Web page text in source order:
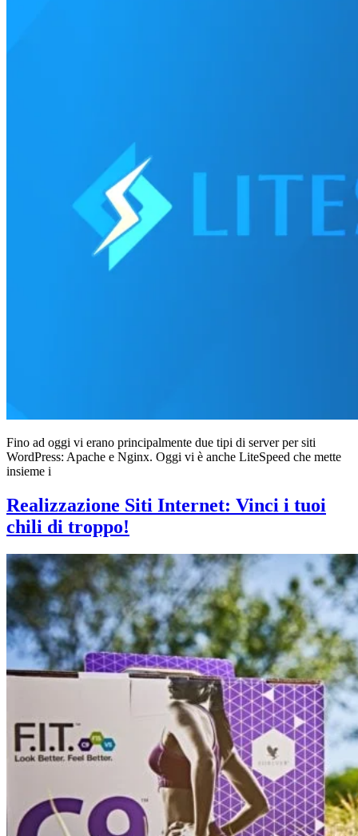
Fino ad oggi vi erano principalmente due tipi di server per siti
WordPress: Apache e Nginx. Oggi vi è anche LiteSpeed che mette
insieme i
Realizzazione Siti Internet: Vinci i tuoi
chili di troppo!